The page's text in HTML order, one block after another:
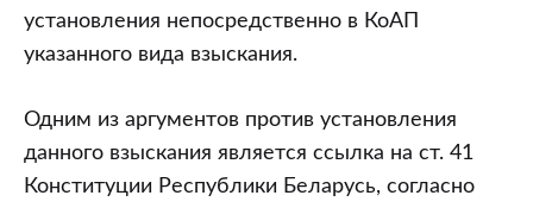
установления непосредственно в КоАП
указанного вида взыскания.
Одним из аргументов против установления
данного взыскания является ссылка на ст. 41
Конституции Республики Беларусь, согласно